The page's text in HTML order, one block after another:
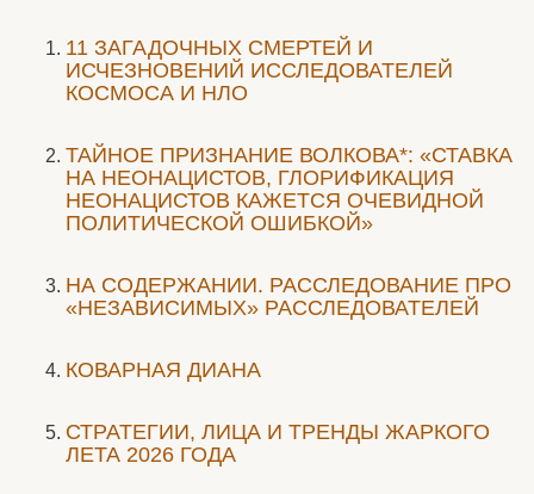
11 ЗАГАДОЧНЫХ СМЕРТЕЙ И
ИСЧЕЗНОВЕНИЙ ИССЛЕДОВАТЕЛЕЙ
КОСМОСА И НЛО
ТАЙНОЕ ПРИЗНАНИЕ ВОЛКОВА*: «СТАВКА
НА НЕОНАЦИСТОВ, ГЛОРИФИКАЦИЯ
НЕОНАЦИСТОВ КАЖЕТСЯ ОЧЕВИДНОЙ
ПОЛИТИЧЕСКОЙ ОШИБКОЙ»
НА СОДЕРЖАНИИ. РАССЛЕДОВАНИЕ ПРО
«НЕЗАВИСИМЫХ» РАССЛЕДОВАТЕЛЕЙ
КОВАРНАЯ ДИАНА
СТРАТЕГИИ, ЛИЦА И ТРЕНДЫ ЖАРКОГО
ЛЕТА 2026 ГОДА